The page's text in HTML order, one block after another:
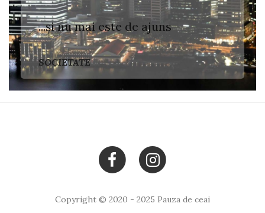
...și nu mai este de ajuns
SOCIETATE
Copyright © 2020 - 2025 Pauza de ceai